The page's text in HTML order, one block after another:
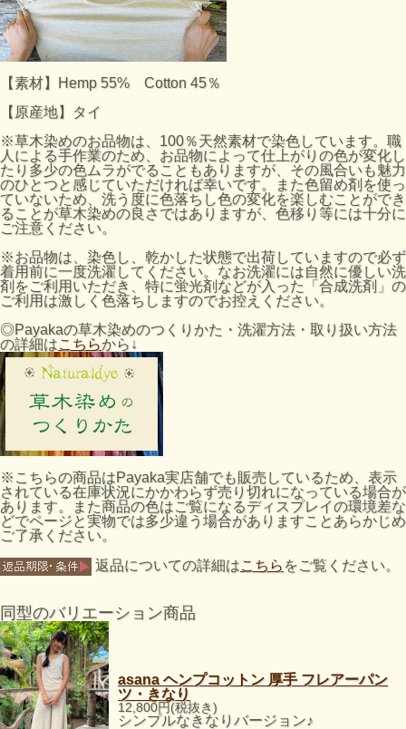
【素材】Hemp 55% Cotton 45％
【原産地】タイ
※草木染めのお品物は、100％天然素材で染色しています。職
人による手作業のため、お品物によって仕上がりの色が変化し
たり多少の色ムラがでることもありますが、その風合いも魅力
のひとつと感じていただければ幸いです。また色留め剤を使っ
ていないため、洗う度に色落ちし色の変化を楽しむことができ
ることが草木染めの良さではありますが、色移り等には十分に
ご注意ください。
※お品物は、染色し、乾かした状態で出荷していますので必ず
着用前に一度洗濯してください。なお洗濯には自然に優しい洗
剤をご利用いただき、特に蛍光剤などが入った「合成洗剤」の
ご利用は激しく色落ちしますのでお控えください。
◎Payakaの草木染めのつくりかた・洗濯方法・取り扱い方法
の詳細はこちらから↓
※こちらの商品はPayaka実店舗でも販売しているため、表示
されている在庫状況にかかわらず売り切れになっている場合が
あります。また商品の色はご覧になるディスプレイの環境差な
どでページと実物では多少違う場合がありますことあらかじめ
ご了承ください。
返品についての詳細はこちら をご覧ください。
同型のバリエーション商品
asana ヘンプコットン 厚手 フレアーパン
ツ・きなり
12,800円(税抜き)
シンプルなきなりバージョン♪